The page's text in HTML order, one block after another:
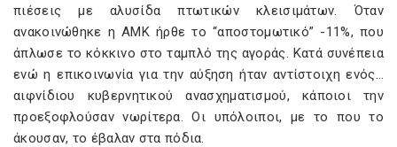
πιέσεις με αλυσίδα πτωτικών κλεισιμάτων. Όταν
ανακοινώθηκε η ΑΜΚ ήρθε το “αποστομωτικό” -11%, που
άπλωσε το κόκκινο στο ταμπλό της αγοράς. Κατά συνέπεια
ενώ η επικοινωνία για την αύξηση ήταν αντίστοιχη ενός…
αιφνίδιου κυβερνητικού ανασχηματισμού, κάποιοι την
προεξοφλούσαν νωρίτερα. Οι υπόλοιποι, με το που το
άκουσαν, το έβαλαν στα πόδια.